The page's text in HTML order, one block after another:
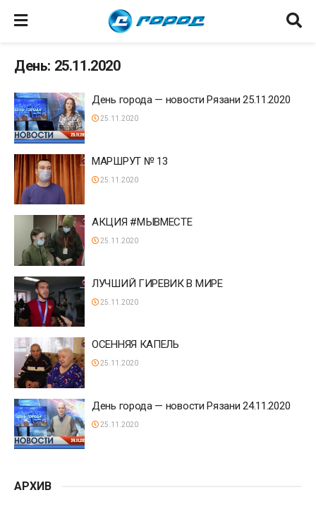
День: 25.11.2020
День города — новости Рязани 25.11.2020
25.11.2020
МАРШРУТ № 13
25.11.2020
АКЦИЯ #МЫВМЕСТЕ
25.11.2020
ЛУЧШИЙ ГИРЕВИК В МИРЕ
25.11.2020
ОСЕННЯЯ КАПЕЛЬ
25.11.2020
День города — новости Рязани 24.11.2020
25.11.2020
АРХИВ